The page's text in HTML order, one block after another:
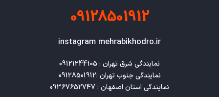
09128501912
instagram mehrabikhodro.ir
نمایندگی استان اصفهان : 09367652747